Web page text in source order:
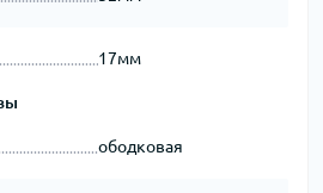
17мм
ободковая